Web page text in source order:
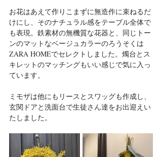
お花はあえて作りこまずに無造作に束ねるだ
けにし、そのナチュラル感をテーブル全体で
も表現。鉄素材の無機質な花器と、同じトー
ンのマットなベージュカラーのろうそくは
ZARA HOMEでセレクトしました。燭台とス
キレットのマッチングもいい感じで気に入っ
ています。
ミモザは他にもリースとスワッグも作成し、
玄関ドアと洗面台で生徒さん達をお出迎えい
たしました。